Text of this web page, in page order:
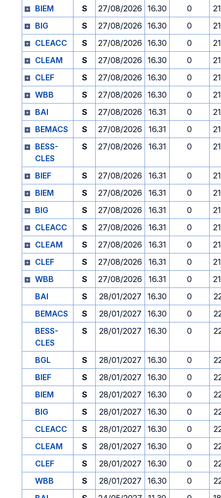
BIEM
S 27/08/2026 16.30 0
BIG
S 27/08/2026 16.30 0
CLEACC
S 27/08/2026 16.30 0
CLEAM
S 27/08/2026 16.30 0
CLEF
S 27/08/2026 16.30 0
WBB
S 27/08/2026 16.30 0
BAI
S 27/08/2026 16.31 0
BEMACS
S 27/08/2026 16.31 0
BESS-
CLES
S 27/08/2026 16.31 0
BIEF S 27/08/2026 16.31 0
BIEM
S 27/08/2026 16.31 0
BIG
S 27/08/2026 16.31 0
CLEACC
S 27/08/2026 16.31 0
CLEAM
S 27/08/2026 16.31 0
CLEF
S 27/08/2026 16.31 0
WBB
S 27/08/2026 16.31 0
BAI
S 28/01/2027 16.30 0
BEMACS
S 28/01/2027 16.30 0
BESS-
CLES
S 28/01/2027 16.30 0
BGL S 28/01/2027 16.30 0
BIEF
S 28/01/2027 16.30 0
BIEM
S 28/01/2027 16.30 0
BIG
S 28/01/2027 16.30 0
CLEACC
S 28/01/2027 16.30 0
CLEAM
S 28/01/2027 16.30 0
CLEF
S 28/01/2027 16.30 0
WBB
S 28/01/2027 16.30 0